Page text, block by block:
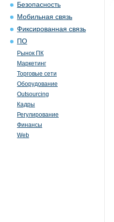
Безопасность
Мобильная связь
Фиксированная связь
ПО
Рынок ПК
Маркетинг
Торговые сети
Оборудование
Outsourcing
Кадры
Регулирование
Финансы
Web